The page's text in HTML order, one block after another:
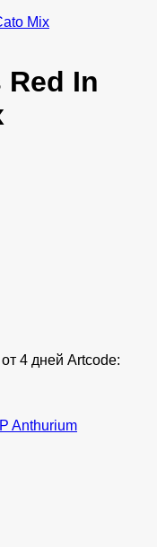
In
4 дней Artcode:
P Anthurium